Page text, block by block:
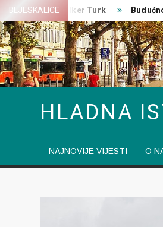
Skip
to
content
BLJESKALICE
EU Volker Turk Budućnost
HLADNA
NAJNOVIJE VIJESTI O